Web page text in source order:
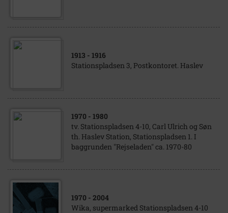
1913 - 1916
Stationspladsen 3, Postkontoret. Haslev
1970 - 1980
tv. Stationspladsen 4-10, Carl Ulrich og Søn
th. Haslev Station, Stationspladsen 1. I
baggrunden "Rejseladen" ca. 1970-80
1970 - 2004
Wika, supermarked Stationspladsen 4-10